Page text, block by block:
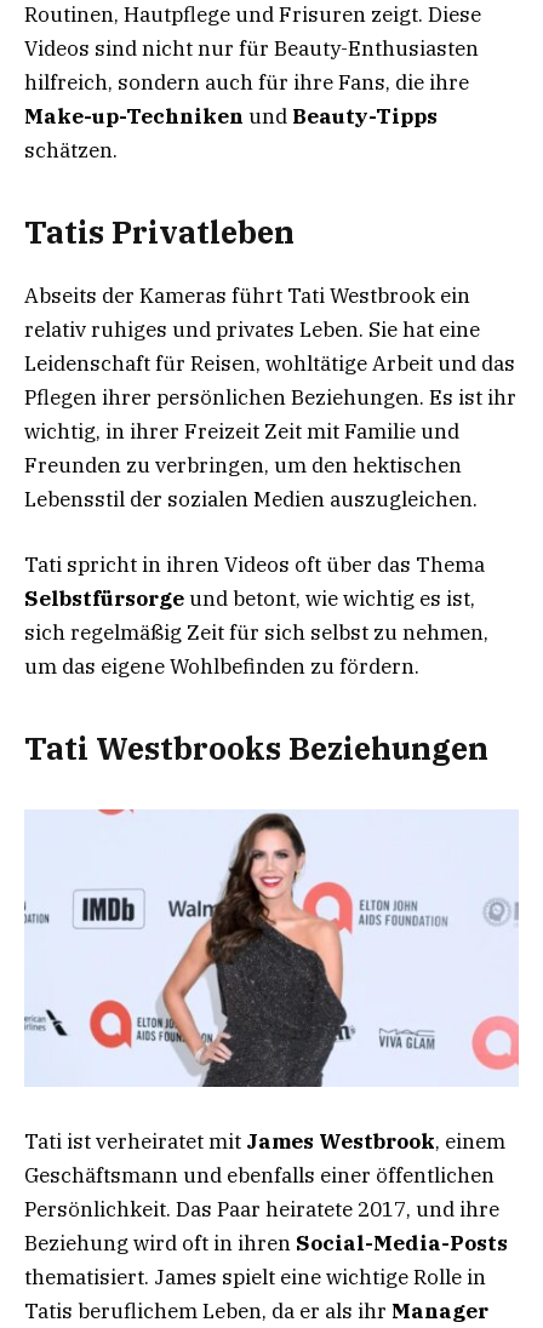
Routinen, Hautpflege und Frisuren zeigt. Diese
Videos sind nicht nur für Beauty-Enthusiasten
hilfreich, sondern auch für ihre Fans, die ihre
Make-up-Techniken und Beauty-Tipps
schätzen.
Tatis Privatleben
Abseits der Kameras führt Tati Westbrook ein
relativ ruhiges und privates Leben. Sie hat eine
Leidenschaft für Reisen, wohltätige Arbeit und das
Pflegen ihrer persönlichen Beziehungen. Es ist ihr
wichtig, in ihrer Freizeit Zeit mit Familie und
Freunden zu verbringen, um den hektischen
Lebensstil der sozialen Medien auszugleichen.
Tati spricht in ihren Videos oft über das Thema
Selbstfürsorgeund betont, wie wichtig es ist,
sich regelmäßig Zeit für sich selbst zu nehmen,
um das eigene Wohlbefinden zu fördern.
Tati Westbrooks Beziehungen
Tati ist verheiratet mit James Westbrook, einem
Geschäftsmann und ebenfalls einer öffentlichen
Persönlichkeit. Das Paar heiratete 2017, und ihre
Beziehung wird oft in ihren Social-Media-Posts
thematisiert. James spielt eine wichtige Rolle in
Tatis beruflichem Leben, da er als ihr Manager